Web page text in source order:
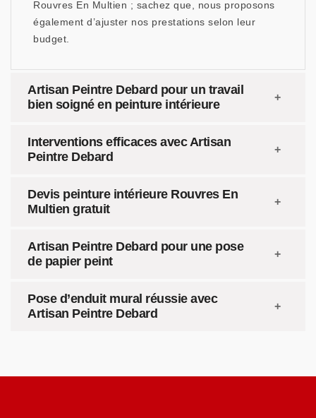
Rouvres En Multien ; sachez que, nous proposons
également d’ajuster nos prestations selon leur
budget.
Artisan Peintre Debard pour un travail
bien soigné en peinture intérieure
Interventions efficaces avec Artisan
Peintre Debard
Devis peinture intérieure Rouvres En
Multien gratuit
Artisan Peintre Debard pour une pose
de papier peint
Pose d’enduit mural réussie avec
Artisan Peintre Debard